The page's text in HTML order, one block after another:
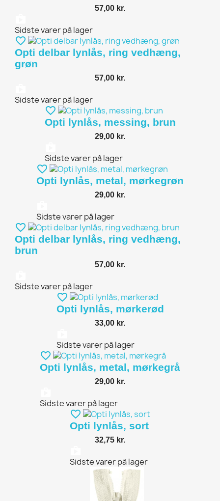
57,00 kr.
Sidste varer på lager
favorite_border
Opti delbar lynlås, ring vedhæng,
grøn
57,00 kr.
Sidste varer på lager
favorite_border
Opti lynlås, messing, brun
29,00 kr.
Sidste varer på lager
favorite_border
Opti lynlås, metal, mørkegrøn
29,00 kr.
Sidste varer på lager
favorite_border
Opti delbar lynlås, ring vedhæng,
brun
57,00 kr.
Sidste varer på lager
favorite_border
Opti lynlås, mørkerød
33,00 kr.
Sidste varer på lager
favorite_border
Opti lynlås, metal, mørkegrå
29,00 kr.
Sidste varer på lager
favorite_border
Opti lynlås, sort
32,75 kr.
Sidste varer på lager